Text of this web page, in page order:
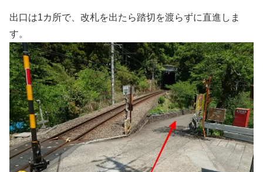
出口は1カ所で、改札を出たら踏切を渡らずに直進しま
す。